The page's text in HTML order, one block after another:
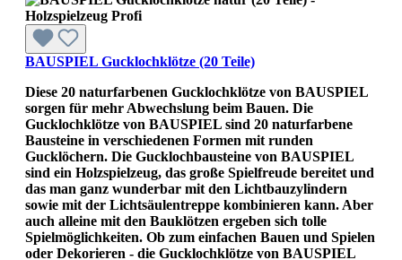
BAUSPIEL Gucklochklötze (20 Teile)
Diese 20 naturfarbenen Gucklochklötze von BAUSPIEL
sorgen für mehr Abwechslung beim Bauen. Die
Gucklochklötze von BAUSPIEL sind 20 naturfarbene
Bausteine in verschiedenen Formen mit runden
Gucklöchern. Die Gucklochbausteine von BAUSPIEL
sind ein Holzspielzeug, das große Spielfreude bereitet und
das man ganz wunderbar mit den Lichtbauzylindern
sowie mit der Lichtsäulentreppe kombinieren kann. Aber
auch alleine mit den Bauklötzen ergeben sich tolle
Spielmöglichkeiten. Ob zum einfachen Bauen und Spielen
oder Dekorieren - die Gucklochklötze von BAUSPIEL